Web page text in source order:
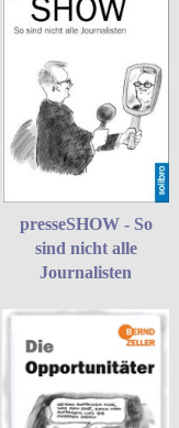
presseSHOW - So
sind nicht alle
Journalisten